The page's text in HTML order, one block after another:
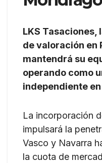
LKS Tasaciones,
de valoración en
mantendrá su
operando como
independiente en
La incorporación
impulsará la
Vasco y Navarra
la cuota de